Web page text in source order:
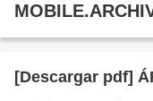
[Descargar pdf]